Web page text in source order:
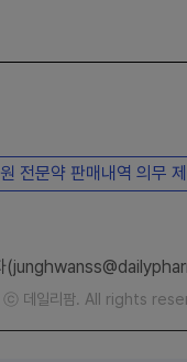
전문약 판매내역 의무
데일리팜. All rights